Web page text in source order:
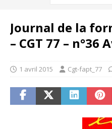
Journal de la
– CGT 77 – n°36
1 avril 2015 Cgt-fapt_77